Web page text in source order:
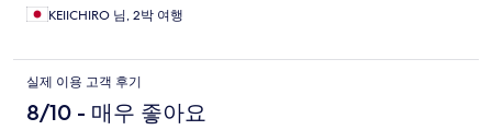
KEIICHIRO 님, 2박 여행
실제 이용 고객 후기
8/10 - 매우 좋아요